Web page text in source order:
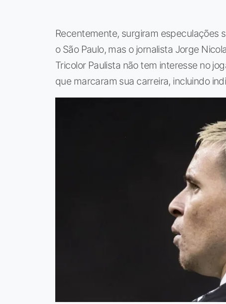
Recentemente, surgiram especulações
o São Paulo, mas o jornalista Jorge
Tricolor Paulista não tem interesse no
que marcaram sua carreira, incluindo